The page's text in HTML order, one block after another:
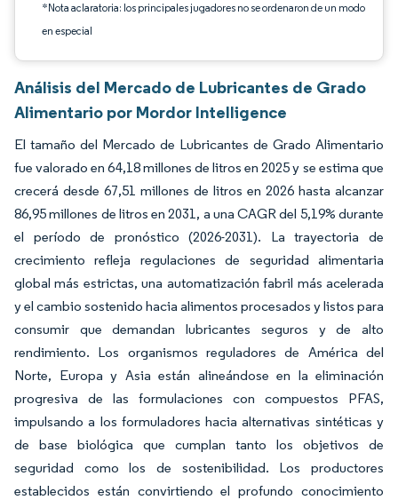
*Nota aclaratoria: los principales jugadores no se ordenaron de un modo
en especial
Análisis del Mercado de Lubricantes de Grado
Alimentario por Mordor Intelligence
El tamaño del Mercado de Lubricantes de Grado Alimentario
fue valorado en 64,18 millones de litros en 2025 y se estima que
crecerá desde 67,51 millones de litros en 2026 hasta alcanzar
86,95 millones de litros en 2031, a una CAGR del 5,19% durante
el período de pronóstico (2026-2031). La trayectoria de
crecimiento refleja regulaciones de seguridad alimentaria
global más estrictas, una automatización fabril más acelerada
y el cambio sostenido hacia alimentos procesados y listos para
consumir que demandan lubricantes seguros y de alto
rendimiento. Los organismos reguladores de América del
Norte, Europa y Asia están alineándose en la eliminación
progresiva de las formulaciones con compuestos PFAS,
impulsando a los formuladores hacia alternativas sintéticas y
de base biológica que cumplan tanto los objetivos de
seguridad como los de sostenibilidad. Los productores
establecidos están convirtiendo el profundo conocimiento